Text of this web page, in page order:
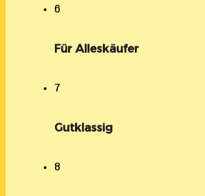
6
Für Alleskäufer
7
Gutklassig
8